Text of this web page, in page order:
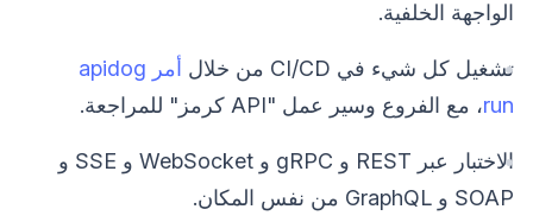
الواجهة الخلفية.
تشغيل كل شيء في CI/CD من خلال
أمر apidog
run، مع الفروع وسير عمل "API كرمز" للمراجعة.
الاختبار عبر REST و gRPC و WebSocket و SSE و
SOAP و GraphQL من نفس المكان.